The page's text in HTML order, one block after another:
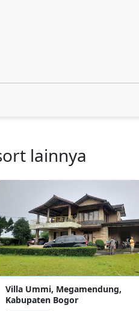
lainnya
Villa Ummi, Megamendung,
Kabupaten Bogor